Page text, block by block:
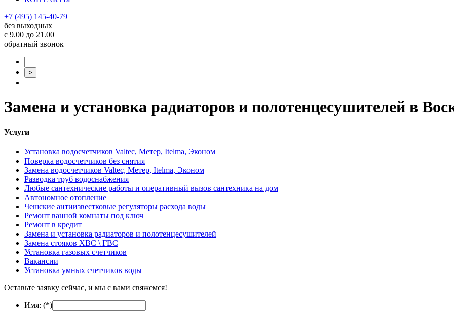
+7 (495) 145-40-79
без выходных
с 9.00 до 21.00
обратный звонок
Замена и установка радиаторов и полотенцесушителей в
Услуги
Установка водосчетчиков Valtec, Метер, Itelma, Эконом
Поверка водосчетчиков без снятия
Замена водосчетчиков Valtec, Метер, Itelma, Эконом
Разводка труб водоснабжения
Любые сантехнические работы и оперативный вызов сантехника на дом
Автономное отопление
Чешские антиизвестковые регуляторы расхода воды
Ремонт ванной комнаты под ключ
Ремонт в кредит
Замена и установка радиаторов и полотенцесушителей
Замена стояков ХВС \ ГВС
Установка газовых счетчиков
Вакансии
Установка умных счетчиков воды
Оставьте заявку сейчас, и мы с вами свяжемся!
Имя: (*)